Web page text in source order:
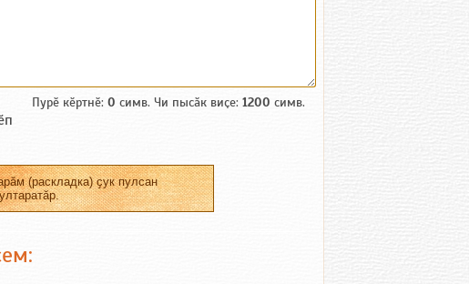
Пурӗ кӗртнӗ: 0 симв. Чи пысӑк виҫе: 1200 симв.
(раскладка) ҫук пулсан